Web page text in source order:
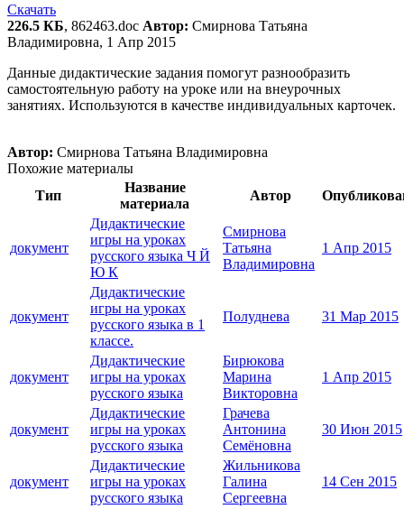
Скачать
226.5 КБ, 862463.doc Автор: Смирнова Татьяна
Владимировна, 1 Апр 2015
Данные дидактические задания помогут разнообразить
самостоятельную работу на уроке или на внеурочных
занятиях. Используются в качестве индивидуальных карточек.
Автор: Смирнова Татьяна Владимировна
Похожие материалы
Тип
Название
материала
Автор
документ
Дидактические
игры на уроках
русского языка Ч Й
Ю К
Смирнова
Татьяна
Владимировна
1 Апр 2015
документ
Дидактические
игры на уроках
русского языка в 1
классе.
Полуднева 31 Мар 2015
документ
Дидактические
игры на уроках
русского языка
Бирюкова
Марина
Викторовна
1 Апр 2015
документ
Дидактические
игры на уроках
русского языка
Грачева
Антонина
Семёновна
30 Июн 2015
документ
Дидактические
игры на уроках
русского языка
Жильникова
Галина
Сергеевна
14 Сен 2015